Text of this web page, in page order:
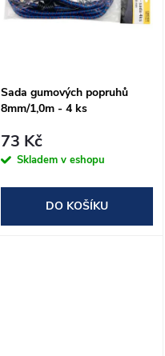
Sada gumových popruhů
8mm/1,0m - 4 ks
73 Kč
Skladem v eshopu
DO KOŠÍKU